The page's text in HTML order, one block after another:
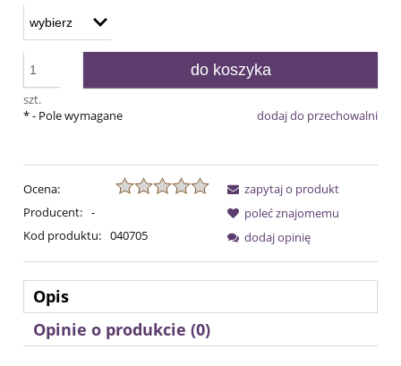
szt.
do koszyka
dodaj do przechowalni
*- Pole wymagane
Ocena:
Producent: -
Kod produktu: 040705
zapytaj o produkt
poleć znajomemu
dodaj opinię
Opis
Opinie o produkcie (0)